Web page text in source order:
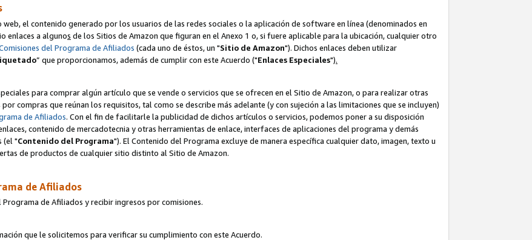
el contenido generado por los usuarios de las redes sociales o la aplicación de software en línea (denominados en
enlaces a algunos de los Sitios de Amazon que figuran en el Anexo 1 o, si fuere aplicable para la ubicación, cualquier otro
del Programa de Afiliados (cada uno de éstos, un "Sitio de Amazon"). Dichos enlaces deben utilizar
” que proporcionamos, además de cumplir con este Acuerdo ("Enlaces Especiales").
para comprar algún artículo que se vende o servicios que se ofrecen en el Sitio de Amazon, o para realizar otras
compras que reúnan los requisitos, tal como se describe más adelante (y con sujeción a las limitaciones que se incluyen)
de Afiliados. Con el fin de facilitarle la publicidad de dichos artículos o servicios, podemos poner a su disposición
contenido de mercadotecnia y otras herramientas de enlace, interfaces de aplicaciones del programa y demás
(el "Contenido del Programa"). El Contenido del Programa excluye de manera específica cualquier dato, imagen, texto u
de productos de cualquier sitio distinto al Sitio de Amazon.
de Afiliados
de Afiliados y recibir ingresos por comisiones.
que le solicitemos para verificar su cumplimiento con este Acuerdo.